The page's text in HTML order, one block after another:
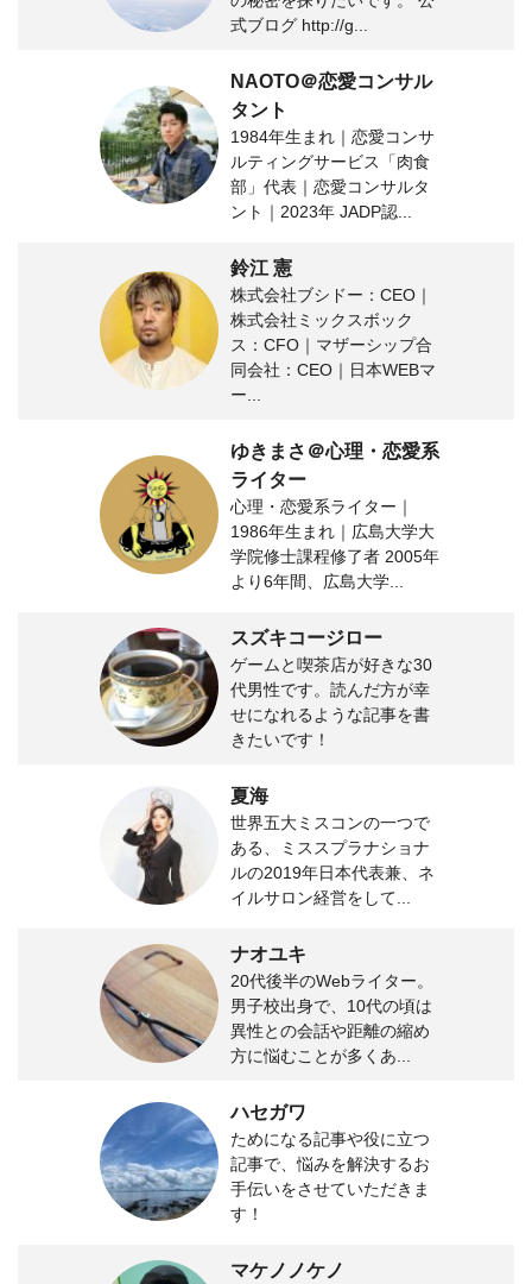
式ブログ http://g...
NAOTO＠恋愛コンサル
タント
1984年生まれ｜恋愛コンサ
ルティングサービス「肉食
部」代表｜恋愛コンサルタ
ント｜2023年 JADP認...
鈴江 憲
株式会社ブシドー：CEO｜
株式会社ミックスボック
ス：CFO｜マザーシップ合
同会社：CEO｜日本WEBマ
ー...
ゆきまさ＠心理・恋愛系
ライター
心理・恋愛系ライター｜
1986年生まれ｜広島大学大
学院修士課程修了者 2005年
より6年間、広島大学...
スズキコージロー
ゲームと喫茶店が好きな30
代男性です。読んだ方が幸
せになれるような記事を書
きたいです！
夏海
世界五大ミスコンの一つで
ある、ミススプラナショナ
ルの2019年日本代表兼、ネ
イルサロン経営をして...
ナオユキ
20代後半のWebライター。
男子校出身で、10代の頃は
異性との会話や距離の縮め
方に悩むことが多くあ...
ハセガワ
ためになる記事や役に立つ
記事で、悩みを解決するお
手伝いをさせていただきま
す！
マケノノケノ